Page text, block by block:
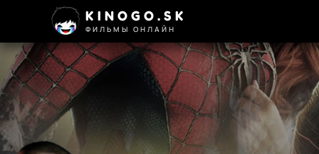
KINOGO.SK
ФИЛЬМЫ ОНЛАЙН